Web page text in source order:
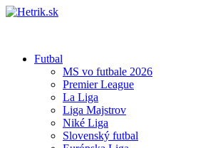
Futbal
MS vo futbale 2026
Premier League
La Liga
Liga Majstrov
Niké Liga
Slovenský futbal